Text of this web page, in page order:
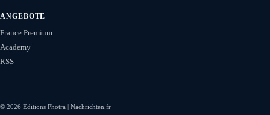
ANGEBOTE
France Premium
Academy
RSS
© 2026 Editions Photra | Nachrichten.fr